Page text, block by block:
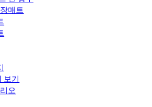
매트
보기
오